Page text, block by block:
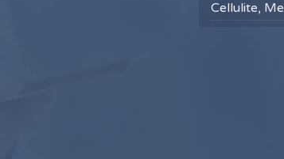
Cellulite,